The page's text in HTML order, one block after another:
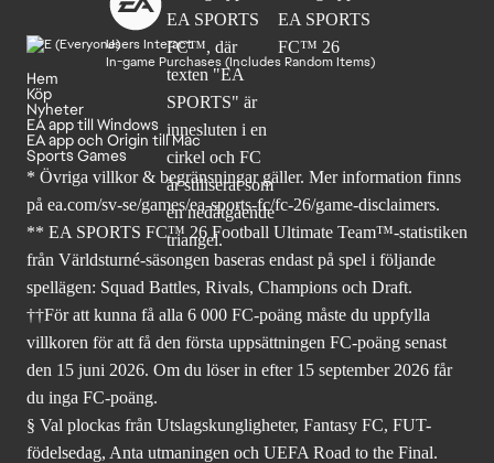
Users Interact
In-game Purchases (Includes Random Items)
Hem
Köp
Nyheter
EA app till Windows
EA app och Origin till Mac
Sports Games
* Övriga villkor & begränsningar gäller. Merinformation finns
på ea.com/sv-se/games/ea-sports-fc/fc-26/game-disclaimers.
** EA SPORTS FC™ 26 Football Ultimate Team™-statistiken
från Världsturné-säsongen baseras endast på spel i följande
spellägen: Squad Battles, Rivals, Champions och Draft.
††För att kunna få alla 6 000 FC-poäng måste du uppfylla
villkoren för att få den första uppsättningen FC-poäng senast
den 15 juni 2026. Om du löser in efter 15 september 2026 får
du inga FC-poäng.
§ Val plockas från Utslagskungligheter, Fantasy FC, FUT-
födelsedag, Anta utmaningen och UEFA Road to the Final.